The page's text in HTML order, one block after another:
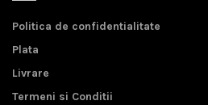
Politica de confidentialitate
Plata
Livrare
Termeni si Conditii